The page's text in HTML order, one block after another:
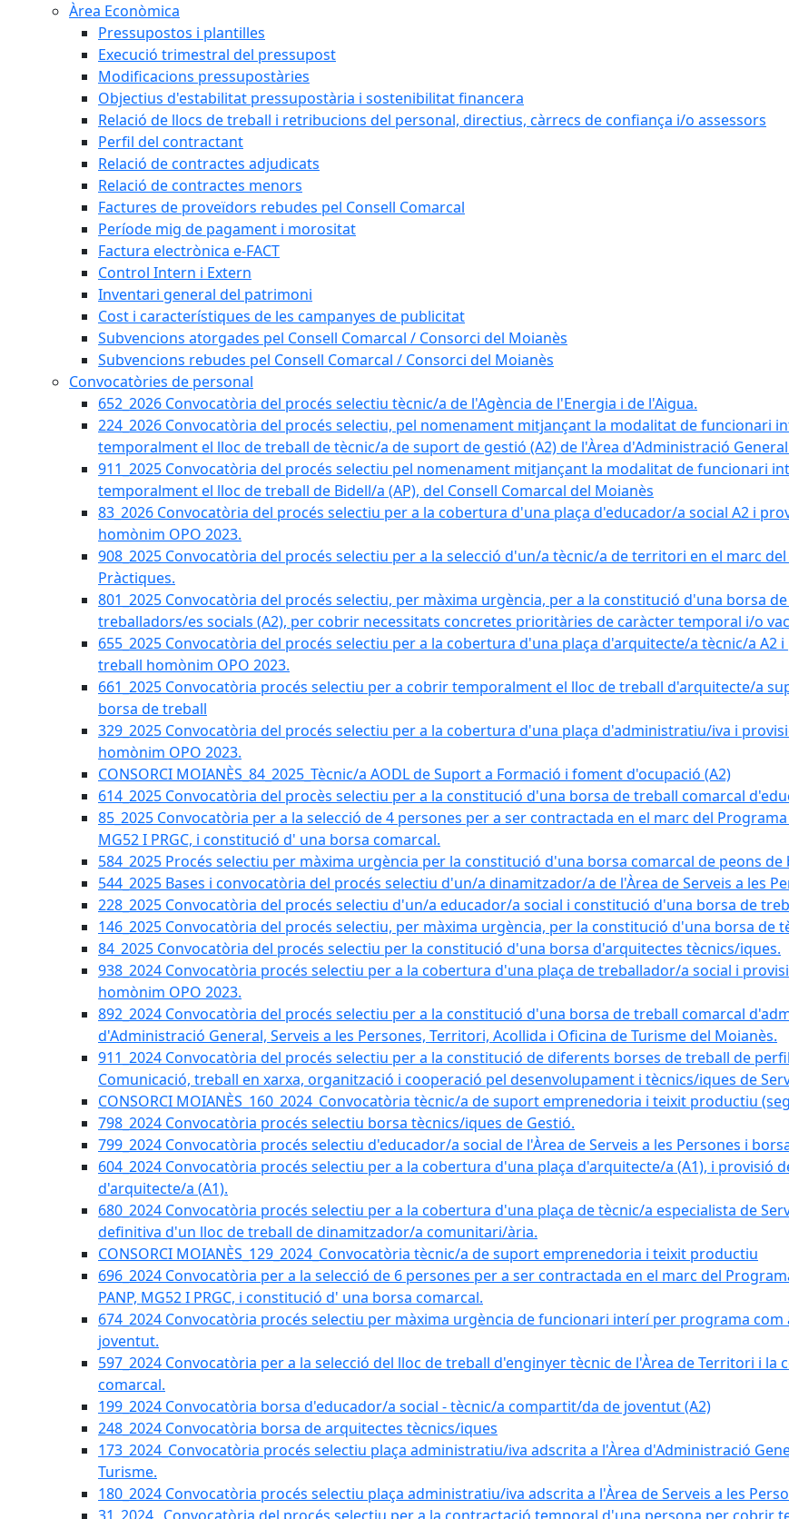
Àrea Econòmica
Pressupostos i plantilles
Execució trimestral del pressupost
Modificacions pressupostàries
Objectius d'estabilitat pressupostària i sostenibilitat financera
Relació de llocs de treball i retribucions del personal, directius, càrrecs de confiança i/o assessors
Perfil del contractant
Relació de contractes adjudicats
Relació de contractes menors
Factures de proveïdors rebudes pel Consell Comarcal
Període mig de pagament i morositat
Factura electrònica e-FACT
Control Intern i Extern
Inventari general del patrimoni
Cost i característiques de les campanyes de publicitat
Subvencions atorgades pel Consell Comarcal / Consorci del Moianès
Subvencions rebudes pel Consell Comarcal / Consorci del Moianès
Convocatòries de personal
652_2026 Convocatòria del procés selectiu tècnic/a de l'Agència de l'Energia i de l'Aigua.
224_2026 Convocatòria del procés selectiu, pel nomenament mitjançant la modalitat de funcionari
temporalment el lloc de treball de tècnic/a de suport de gestió (A2) de l'Àrea d'Administració
911_2025 Convocatòria del procés selectiu pel nomenament mitjançant la modalitat de funcionari
temporalment el lloc de treball de Bidell/a (AP), del Consell Comarcal del Moianès
83_2026 Convocatòria del procés selectiu per a la cobertura d'una plaça d'educador/a social A2 i
homònim OPO 2023.
908_2025 Convocatòria del procés selectiu per a la selecció d'un/a tècnic/a de territori en el marc del
Pràctiques.
801_2025 Convocatòria del procés selectiu, per màxima urgència, per a la constitució d'una borsa
treballadors/es socials (A2), per cobrir necessitats concretes prioritàries de caràcter temporal i/o
655_2025 Convocatòria del procés selectiu per a la cobertura d'una plaça d'arquitecte/a tècnic/a
treball homònim OPO 2023.
661_2025 Convocatòria procés selectiu per a cobrir temporalment el lloc de treball d'arquitecte/a
borsa de treball
329_2025 Convocatòria del procés selectiu per a la cobertura d'una plaça d'administratiu/iva i
homònim OPO 2023.
CONSORCI MOIANÈS_84_2025_Tècnic/a AODL de Suport a Formació i foment d'ocupació (A2)
614_2025 Convocatòria del procès selectiu per a la constitució d'una borsa de treball comarcal
85_2025 Convocatòria per a la selecció de 4 persones per a ser contractada en el marc del
MG52 I PRGC, i constitució d' una borsa comarcal.
584_2025 Procés selectiu per màxima urgència per la constitució d'una borsa comarcal de peons
544_2025 Bases i convocatòria del procés selectiu d'un/a dinamitzador/a de l'Àrea de Serveis a les
228_2025 Convocatòria del procés selectiu d'un/a educador/a social i constitució d'una borsa de
146_2025 Convocatòria del procés selectiu, per màxima urgència, per la constitució d'una borsa de
84_2025 Convocatòria del procés selectiu per la constitució d'una borsa d'arquitectes tècnics/iques.
938_2024 Convocatòria procés selectiu per a la cobertura d'una plaça de treballador/a social i
homònim OPO 2023.
892_2024 Convocatòria del procés selectiu per a la constitució d'una borsa de treball comarcal
d'Administració General, Serveis a les Persones, Territori, Acollida i Oficina de Turisme del Moianès.
911_2024 Convocatòria del procés selectiu per a la constitució de diferents borses de treball de
Comunicació, treball en xarxa, organització i cooperació pel desenvolupament i tècnics/iques de
CONSORCI MOIANÈS_160_2024_Convocatòria tècnic/a de suport emprenedoria i teixit productiu
798_2024 Convocatòria procés selectiu borsa tècnics/iques de Gestió.
799_2024 Convocatòria procés selectiu d'educador/a social de l'Àrea de Serveis a les Persones i
604_2024 Convocatòria procés selectiu per a la cobertura d'una plaça d'arquitecte/a (A1), i provisió
d'arquitecte/a (A1).
680_2024 Convocatòria procés selectiu per a la cobertura d'una plaça de tècnic/a especialista de
definitiva d'un lloc de treball de dinamitzador/a comunitari/ària.
CONSORCI MOIANÈS_129_2024_Convocatòria tècnic/a de suport emprenedoria i teixit productiu
696_2024 Convocatòria per a la selecció de 6 persones per a ser contractada en el marc del
PANP, MG52 I PRGC, i constitució d' una borsa comarcal.
674_2024 Convocatòria procés selectiu per màxima urgència de funcionari interí per programa
joventut.
597_2024 Convocatòria per a la selecció del lloc de treball d'enginyer tècnic de l'Àrea de Territori i
comarcal.
199_2024 Convocatòria borsa d'educador/a social - tècnic/a compartit/da de joventut (A2)
248_2024 Convocatòria borsa de arquitectes tècnics/iques
173_2024_Convocatòria procés selectiu plaça administratiu/iva adscrita a l'Àrea d'Administració
Turisme.
180_2024 Convocatòria procés selectiu plaça administratiu/iva adscrita a l'Àrea de Serveis a les